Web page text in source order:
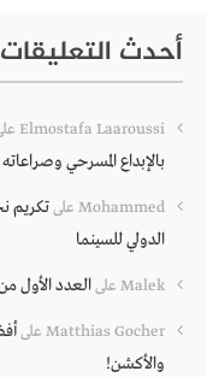
أحدث التعليقات
Elmostafa Laaroussi
بالإبداع المسرحي وصراعاته
Mohammed علىتكريم
الدولي للسينما
Malek علىالعدد الأول
Matthias Gocher على
والأكشن!